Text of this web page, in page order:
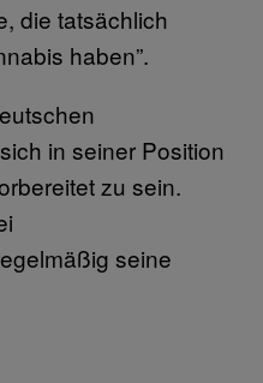
die tatsächlich
haben”.
in seiner Position
zu sein.
seine